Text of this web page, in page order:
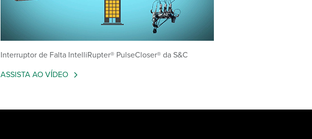
Interruptor de Falta IntelliRupter® PulseCloser® da S&C
ASSISTA AO VÍDEO